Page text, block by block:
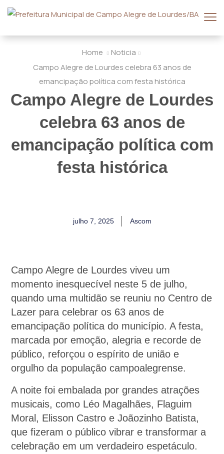
Home
Noticia
Campo Alegre de Lourdes celebra 63 anos de
emancipação política com festa histórica
Campo Alegre de Lourdes
celebra 63 anos de
emancipação política com
festa histórica
julho 7, 2025 Ascom
Campo Alegre de Lourdes viveu um
momento inesquecível neste 5 de julho,
quando uma multidão se reuniu no Centro de
Lazer para celebrar os 63 anos de
emancipação política do município. A festa,
marcada por emoção, alegria e recorde de
público, reforçou o espírito de união e
orgulho da população campoalegrense.
A noite foi embalada por grandes atrações
musicais, como Léo Magalhães, Flaguim
Moral, Elisson Castro e Joãozinho Batista,
que fizeram o público vibrar e transformar a
celebração em um verdadeiro espetáculo.